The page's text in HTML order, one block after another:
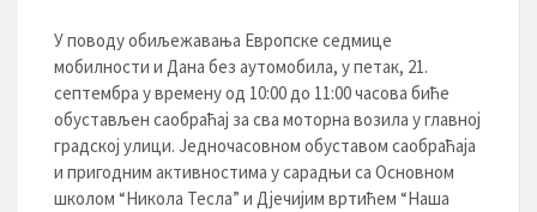
У поводу обиљежавања Европске седмице
мобилности и Дана без аутомобила, у петак, 21.
септембра у времену од 10:00 до 11:00 часова биће
обустављен саобраћај за сва моторна возила у главној
градској улици. Једночасовном обуставом саобраћаја
и пригодним активностима у сарадњи са Основном
школом “Никола Тесла” и Дјечијим вртићем “Наша